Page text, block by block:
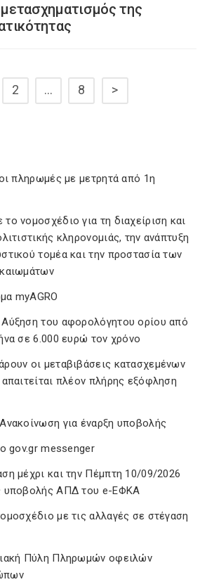
της
2 … 8 >
πληρωμές με μετρητά από 1η
νομοσχέδιο για τη διαχείριση και
κληρονομιάς, την ανάπτυξη
τομέα και την προστασία των
myAGRO
του αφορολόγητου ορίου από
σε 6.000 ευρώ τον χρόνο
οι μεταβιβάσεις κατασχεμένων
πλέον πλήρης εξόφληση
για έναρξη υποβολής
gov.gr messenger
μέχρι και την Πέμπτη 10/09/2026
υποβολής ΑΠΔ του e-ΕΦΚΑ
με τις αλλαγές σε στέγαση
Πύλη Πληρωμών οφειλών